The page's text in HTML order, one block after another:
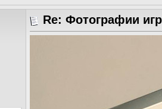
Re: Фотографии